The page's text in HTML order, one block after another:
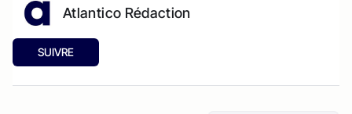
Atlantico Rédaction
SUIVRE